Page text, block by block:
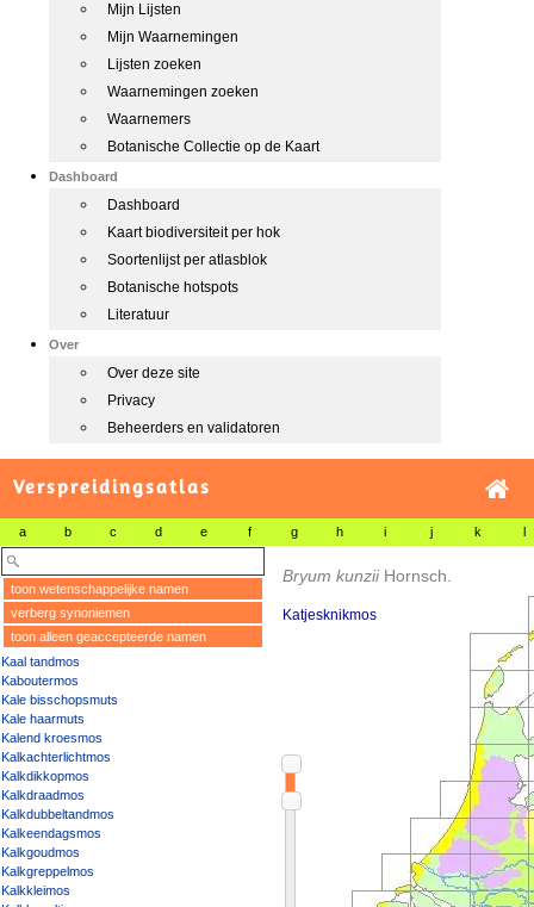
Mijn Lijsten
Mijn Waarnemingen
Lijsten zoeken
Waarnemingen zoeken
Waarnemers
Botanische Collectie op de Kaart
Dashboard
Dashboard
Kaart biodiversiteit per hok
Soortenlijst per atlasblok
Botanische hotspots
Literatuur
Over
Over deze site
Privacy
Beheerders en validatoren
Verspreidingsatlas
a b c d e f g h i j k l
toon wetenschappelijke namen
verberg synoniemen
toon alleen geaccepteerde namen
Kaal tandmos
Kaboutermos
Kale bisschopsmuts
Kale haarmuts
Kalend kroesmos
Kalkachterlichtmos
Kalkdikkopmos
Kalkdraadmos
Kalkdubbeltandmos
Kalkeendagsmos
Kalkgoudmos
Kalkgreppelmos
Kalkkleimos
Bryum kunzii Hornsch.
Katjesknikmos